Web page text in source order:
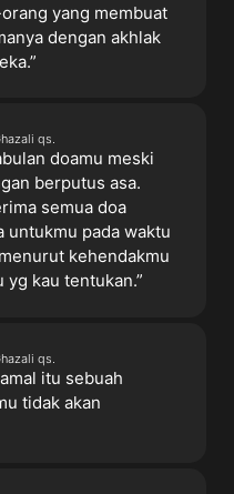
yang membuat
dengan akhlak
qs.
doamu meski
berputus asa.
semua doa
untukmu pada waktu
kehendakmu
yg kau tentukan.”
qs.
itu sebuah
tidak akan